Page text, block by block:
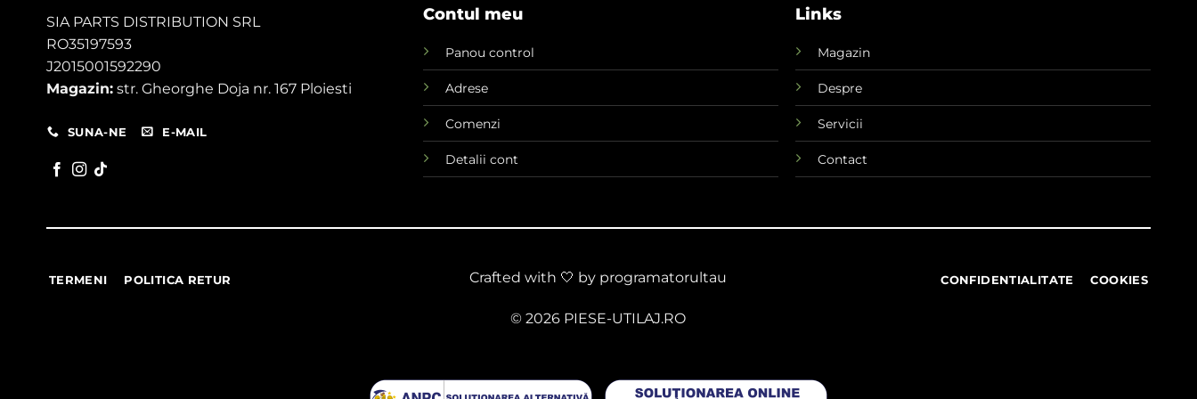
SIA PARTS DISTRIBUTION SRL
RO35197593
J2015001592290
Magazin: str. Gheorghe Doja nr. 167 Ploiesti
SUNA-NE E-MAIL
Contul meu
Panou control
Adrese
Comenzi
Detalii cont
Links
Magazin
Despre
Servicii
Contact
TERMENI POLITICA RETUR Crafted with 🤍 by programatorultau
© 2026 PIESE-UTILAJ.RO
CONFIDENTIALITATE COOKIES